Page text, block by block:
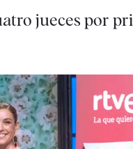
jueces por